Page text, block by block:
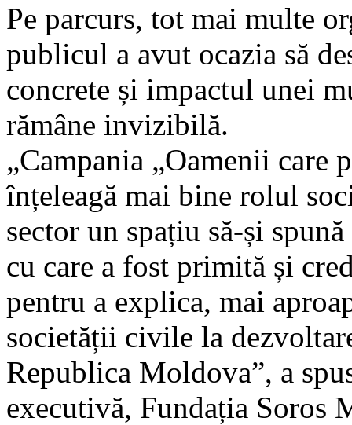
Pe parcurs, tot mai multe
publicul a avut ocazia să
concrete și impactul unei
rămâne invizibilă.
„Campania „Oamenii care
înțeleagă mai bine rolul
sector un spațiu să-și
cu care a fost primită și
pentru a explica, mai
societății civile la
Republica Moldova”, a
executivă, Fundația Soros